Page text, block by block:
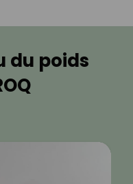
du poids